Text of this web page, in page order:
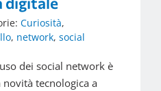
Curiosità,
, network, social
dei social network è
novità tecnologica a